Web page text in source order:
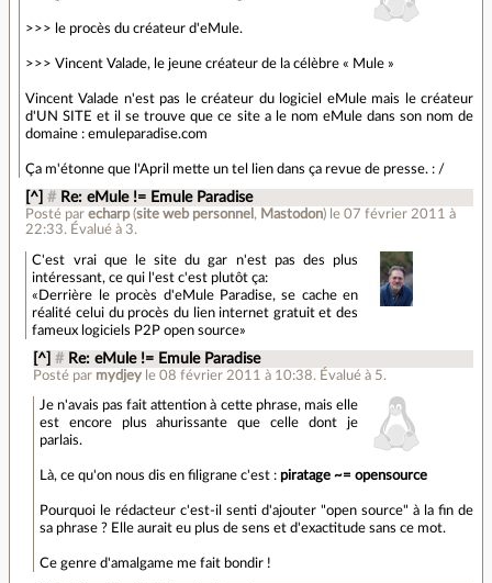
>>> le procès du créateur d'eMule.
>>> Vincent Valade, le jeune créateur de la célèbre « Mule »
Vincent Valade n'est pas le créateur du logiciel eMule mais le créateur
d'UN SITE et il se trouve que ce site a le nom eMule dans son nom de
domaine : emuleparadise.com
Ça m'étonne que l'April mette un tel lien dans ça revue de presse. : /
[^] # Re: eMule != Emule Paradise
Posté parecharp(site web personnel , Mastodon) le 07 février 2011 à
22:33. Évalué à 3.
C'est vrai que le site du gar n'est pas des plus
intéressant, ce qui l'est c'est plutôt ça:
«Derrière le procès d'eMule Paradise, se cache en
réalité celui du procès du lien internet gratuit et des
fameux logiciels P2P open source»
[^] # Re: eMule != Emule Paradise
Posté par mydjey le 08 février 2011 à 10:38. Évalué à 5.
Je n'avais pas fait attention à cette phrase, mais elle
est encore plus ahurissante que celle dont je
parlais.
Là, ce qu'on nous dis en filigrane c'est : piratage ~= opensource
Pourquoi le rédacteur c'est-il senti d'ajouter "open source" à la fin de
sa phrase ? Elle aurait eu plus de sens et d'exactitude sans ce mot.
Ce genre d'amalgame me fait bondir !